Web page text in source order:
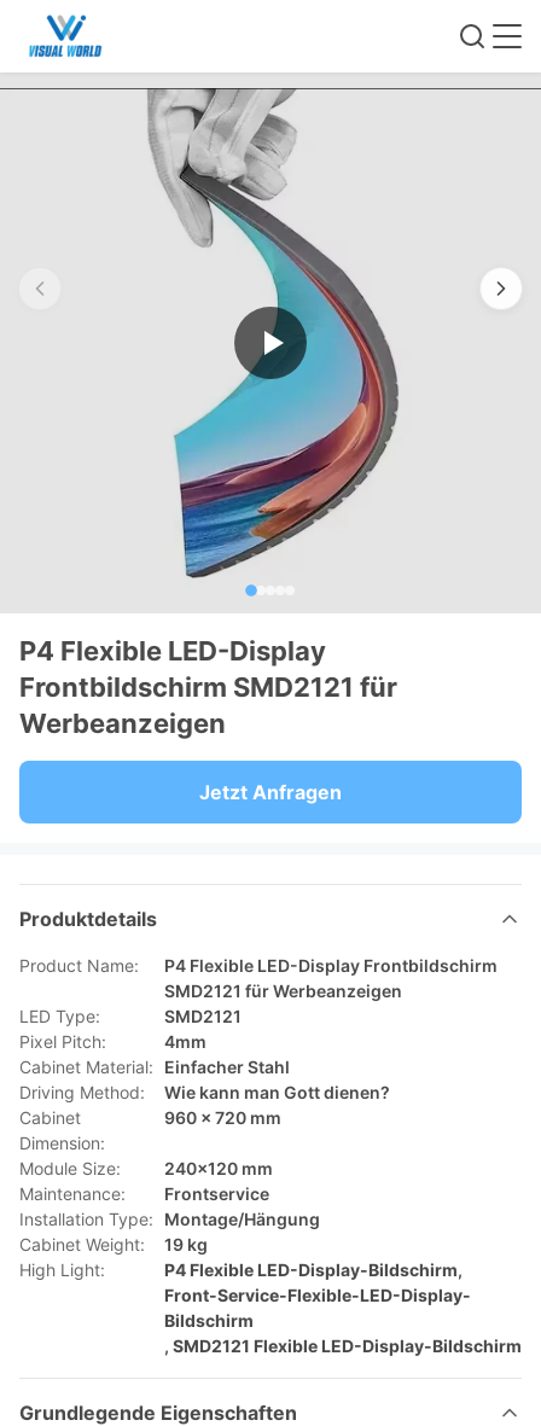
P4 Flexible LED-Display
Frontbildschirm SMD2121 für
Werbeanzeigen
Jetzt Anfragen
Produktdetails
Product Name:
P4 Flexible LED-Display Frontbildschirm
SMD2121 für Werbeanzeigen
LED Type:
SMD2121
Pixel Pitch:
4mm
Cabinet Material:
Einfacher Stahl
Driving Method:
Wie kann man Gott dienen?
Cabinet
Dimension:
960 × 720 mm
Module Size:
240x120 mm
Maintenance:
Frontservice
Installation Type:
Montage/Hängung
Cabinet Weight:
19 kg
High Light:
P4 Flexible LED-Display-Bildschirm,
Front-Service-Flexible-LED-Display-
Bildschirm
, SMD2121 Flexible LED-Display-Bildschirm
Grundlegende Eigenschaften